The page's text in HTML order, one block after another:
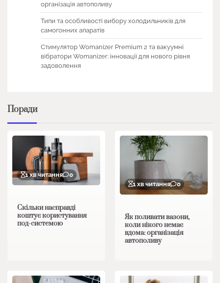
організація автополиву
Типи та особливості вибору холодильників для
самогонних апаратів
Стимулятор Womanizer Premium 2 та вакуумні
вібратори Womanizer: інновації для нового рівня
задоволення
Поради
1 хв читання 0
Скільки насправді
коштує користування
под-системою
1 хв читання 0
Як поливати вазони,
коли нікого немає
вдома: організація
автополиву